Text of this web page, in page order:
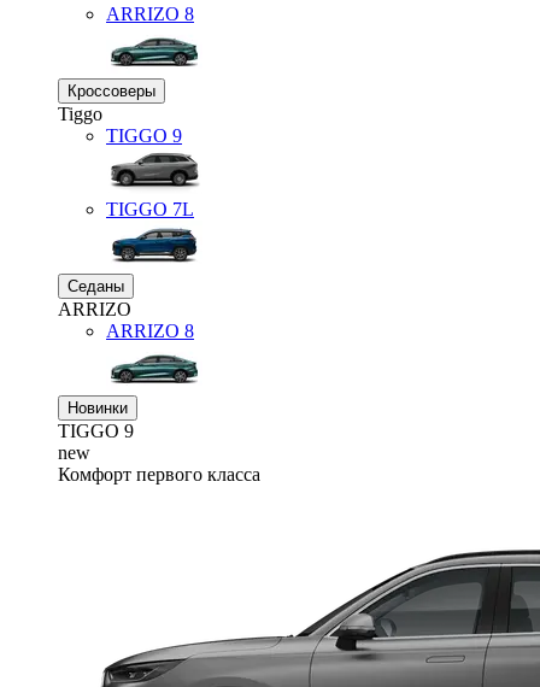
ARRIZO 8
Кроссоверы
Tiggo
TIGGO 9
TIGGO 7L
Седаны
ARRIZO
ARRIZO 8
Новинки
TIGGO 9
new
Комфорт первого класса